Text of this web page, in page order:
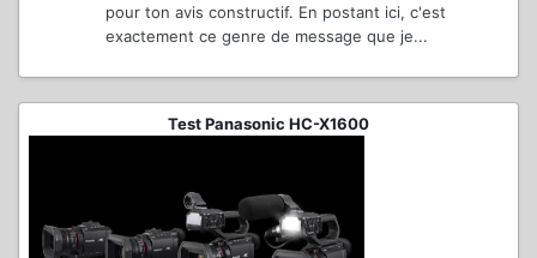
pour ton avis constructif. En postant ici, c'est
exactement ce genre de message que je...
Test Panasonic HC-X1600